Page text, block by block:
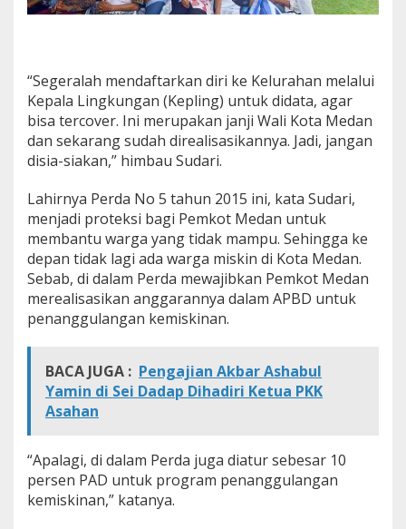
“Segeralah mendaftarkan diri ke Kelurahan melalui
Kepala Lingkungan (Kepling) untuk didata, agar
bisa tercover. Ini merupakan janji Wali Kota Medan
dan sekarang sudah direalisasikannya. Jadi, jangan
disia-siakan,” himbau Sudari.
Lahirnya Perda No 5 tahun 2015 ini, kata Sudari,
menjadi proteksi bagi Pemkot Medan untuk
membantu warga yang tidak mampu. Sehingga ke
depan tidak lagi ada warga miskin di Kota Medan.
Sebab, di dalam Perda mewajibkan Pemkot Medan
merealisasikan anggarannya dalam APBD untuk
penanggulangan kemiskinan.
BACA JUGA : Pengajian Akbar Ashabul
Yamin di Sei Dadap Dihadiri Ketua PKK
Asahan
“Apalagi, di dalam Perda juga diatur sebesar 10
persen PAD untuk program penanggulangan
kemiskinan,” katanya.